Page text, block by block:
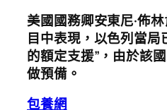
美國國務卿安東尼·佈
目中表現，以色列當局
的額定支援”，由於該
做預備。
包養網